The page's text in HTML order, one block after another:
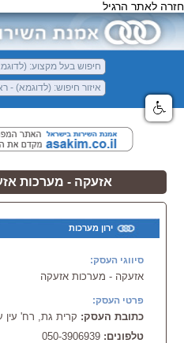
חזרה לאתר הרגיל
אזעקה - מערכות
ירון מערכות
סיווגי העסק:
אזעקה - מערכות אזעקה
פרטי העסק:
כתובת העסק: קרית גת, רח' עין
טלפונים: 050-3906939